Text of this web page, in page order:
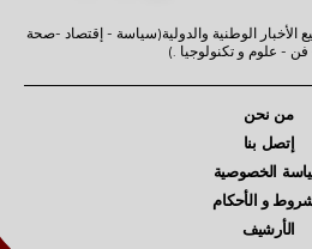
الأخبار الوطنية والدولية(سياسة - إقتصاد -صحة
- علوم و تكنولوجيا .)
من نحن
إتصل بنا
الخصوصية
و الأحكام
الأرشيف